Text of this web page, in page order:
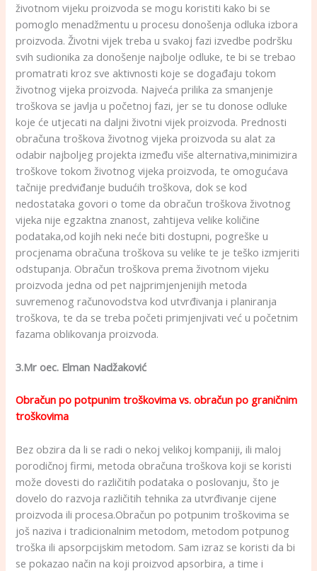
životnom vijeku proizvoda se mogu koristiti kako bi se
pomoglo menadžmentu u procesu donošenja odluka izbora
proizvoda. Životni vijek treba u svakoj fazi izvedbe podršku
svih sudionika za donošenje najbolje odluke, te bi se trebao
promatrati kroz sve aktivnosti koje se događaju tokom
životnog vijeka proizvoda. Najveća prilika za smanjenje
troškova se javlja u početnoj fazi, jer se tu donose odluke
koje će utjecati na daljni životni vijek proizvoda. Prednosti
obračuna troškova životnog vijeka proizvoda su alat za
odabir najboljeg projekta između više alternativa,minimizira
troškove tokom životnog vijeka proizvoda, te omogućava
tačnije predviđanje budućih troškova, dok se kod
nedostataka govori o tome da obračun troškova životnog
vijeka nije egzaktna znanost, zahtijeva velike količine
podataka,od kojih neki neće biti dostupni, pogreške u
procjenama obračuna troškova su velike te je teško izmjeriti
odstupanja. Obračun troškova prema životnom vijeku
proizvoda jedna od pet najprimjenjenijih metoda
suvremenog računovodstva kod utvrđivanja i planiranja
troškova, te da se treba početi primjenjivati već u početnim
fazama oblikovanja proizvoda.
3.Mr oec. Elman Nadžaković
Obračun po potpunim troškovima vs. obračun po graničnim
troškovima
Bez obzira da li se radi o nekoj velikoj kompaniji, ili maloj
porodičnoj firmi, metoda obračuna troškova koji se koristi
može dovesti do različitih podataka o poslovanju, što je
dovelo do razvoja različitih tehnika za utvrđivanje cijene
proizvoda ili procesa.Obračun po potpunim troškovima se
još naziva i tradicionalnim metodom, metodom potpunog
troška ili apsorpcijskim metodom. Sam izraz se koristi da bi
se pokazao način na koji proizvod apsorbira, a time i